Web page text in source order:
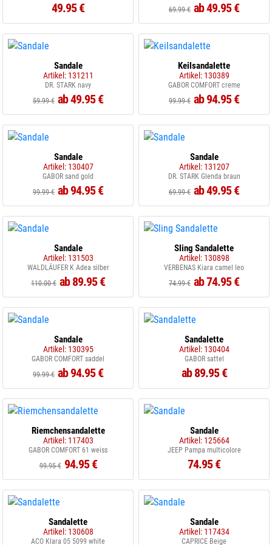
49.95 €
69.99 € ab 49.95 €
Sandale
Artikel: 131211
DR. STARK navy
59.99 € ab 49.95 €
Keilsandalette
Artikel: 130389
GABOR COMFORT creme
99.99 € ab 94.95 €
Sandale
Artikel: 130407
GABOR sand gold
99.99 € ab 94.95 €
Sandale
Artikel: 131207
DR. STARK Glenda braun
69.99 € ab 49.95 €
Sandale
Artikel: 131503
WALDLÄUFER K Adea silber
110.00 € ab 89.95 €
Sling Sandalette
Artikel: 130898
VERBENAS Kiara camel leo
74.99 € ab 74.95 €
Sandale
Artikel: 130395
GABOR COMFORT saddel
99.99 € ab 94.95 €
Sandalette
Artikel: 130404
GABOR sattel
ab 89.95 €
Riemchensandalette
Artikel: 117403
GABOR COMFORT 61 weiss
99.95 € 94.95 €
Sandale
Artikel: 125664
JEEP Pampa multicolore
74.95 €
Sandalette
Artikel: 130608
ACO Klara 05 5099 white
Sandale
Artikel: 117434
CAPRICE Beige